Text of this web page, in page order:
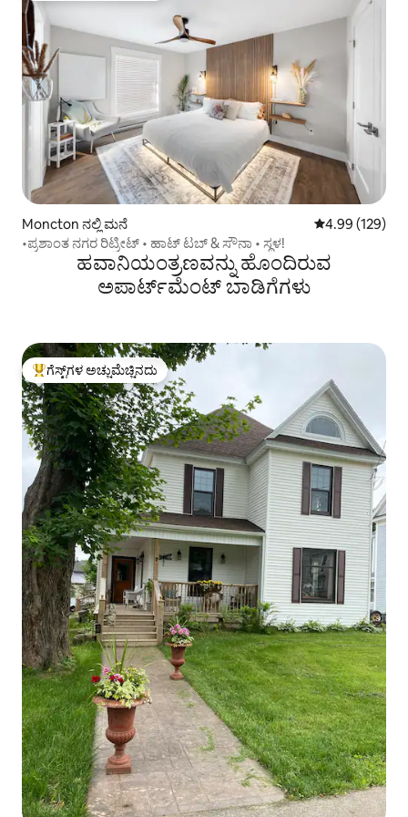
Moncton ನಲ್ಲಿ ಮನೆ 5 ರಲ್ಲಿ 4.99
4.99 (129)
•ಪ್ರಶಾಂತ ನಗರ ರಿಟ್ರೀಟ್ • ಹಾಟ್ ಟಬ್ & ಸೌನಾ • ಸ್ಥಳ!
ಹವಾನಿಯಂತ್ರಣವನ್ನು ಹೊಂದಿರುವ
ಅಪಾರ್ಟ್‌ಮೆಂಟ್‌ ಬಾಡಿಗೆಗಳು
ಗೆಸ್ಟ್‌ಗಳಿಗೆ ಅತಿ ಹೆಚ್ಚು ಅಚ್ಚುಮೆಚ್ಚಿನದು
ಗೆಸ್ಟ್‌ಗಳ ಅಚ್ಚುಮೆಚ್ಚಿನದು